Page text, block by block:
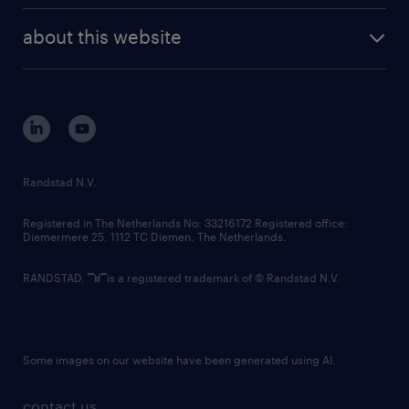
randstad digital
corporate governance
randstad innovation fund
country websites
about this website
Randstad N.V.
Registered in The Netherlands No: 33216172 Registered office:
Diemermere 25, 1112 TC Diemen, The Netherlands.
RANDSTAD, is a registered trademark of © Randstad N.V.
Some images on our website have been generated using AI.